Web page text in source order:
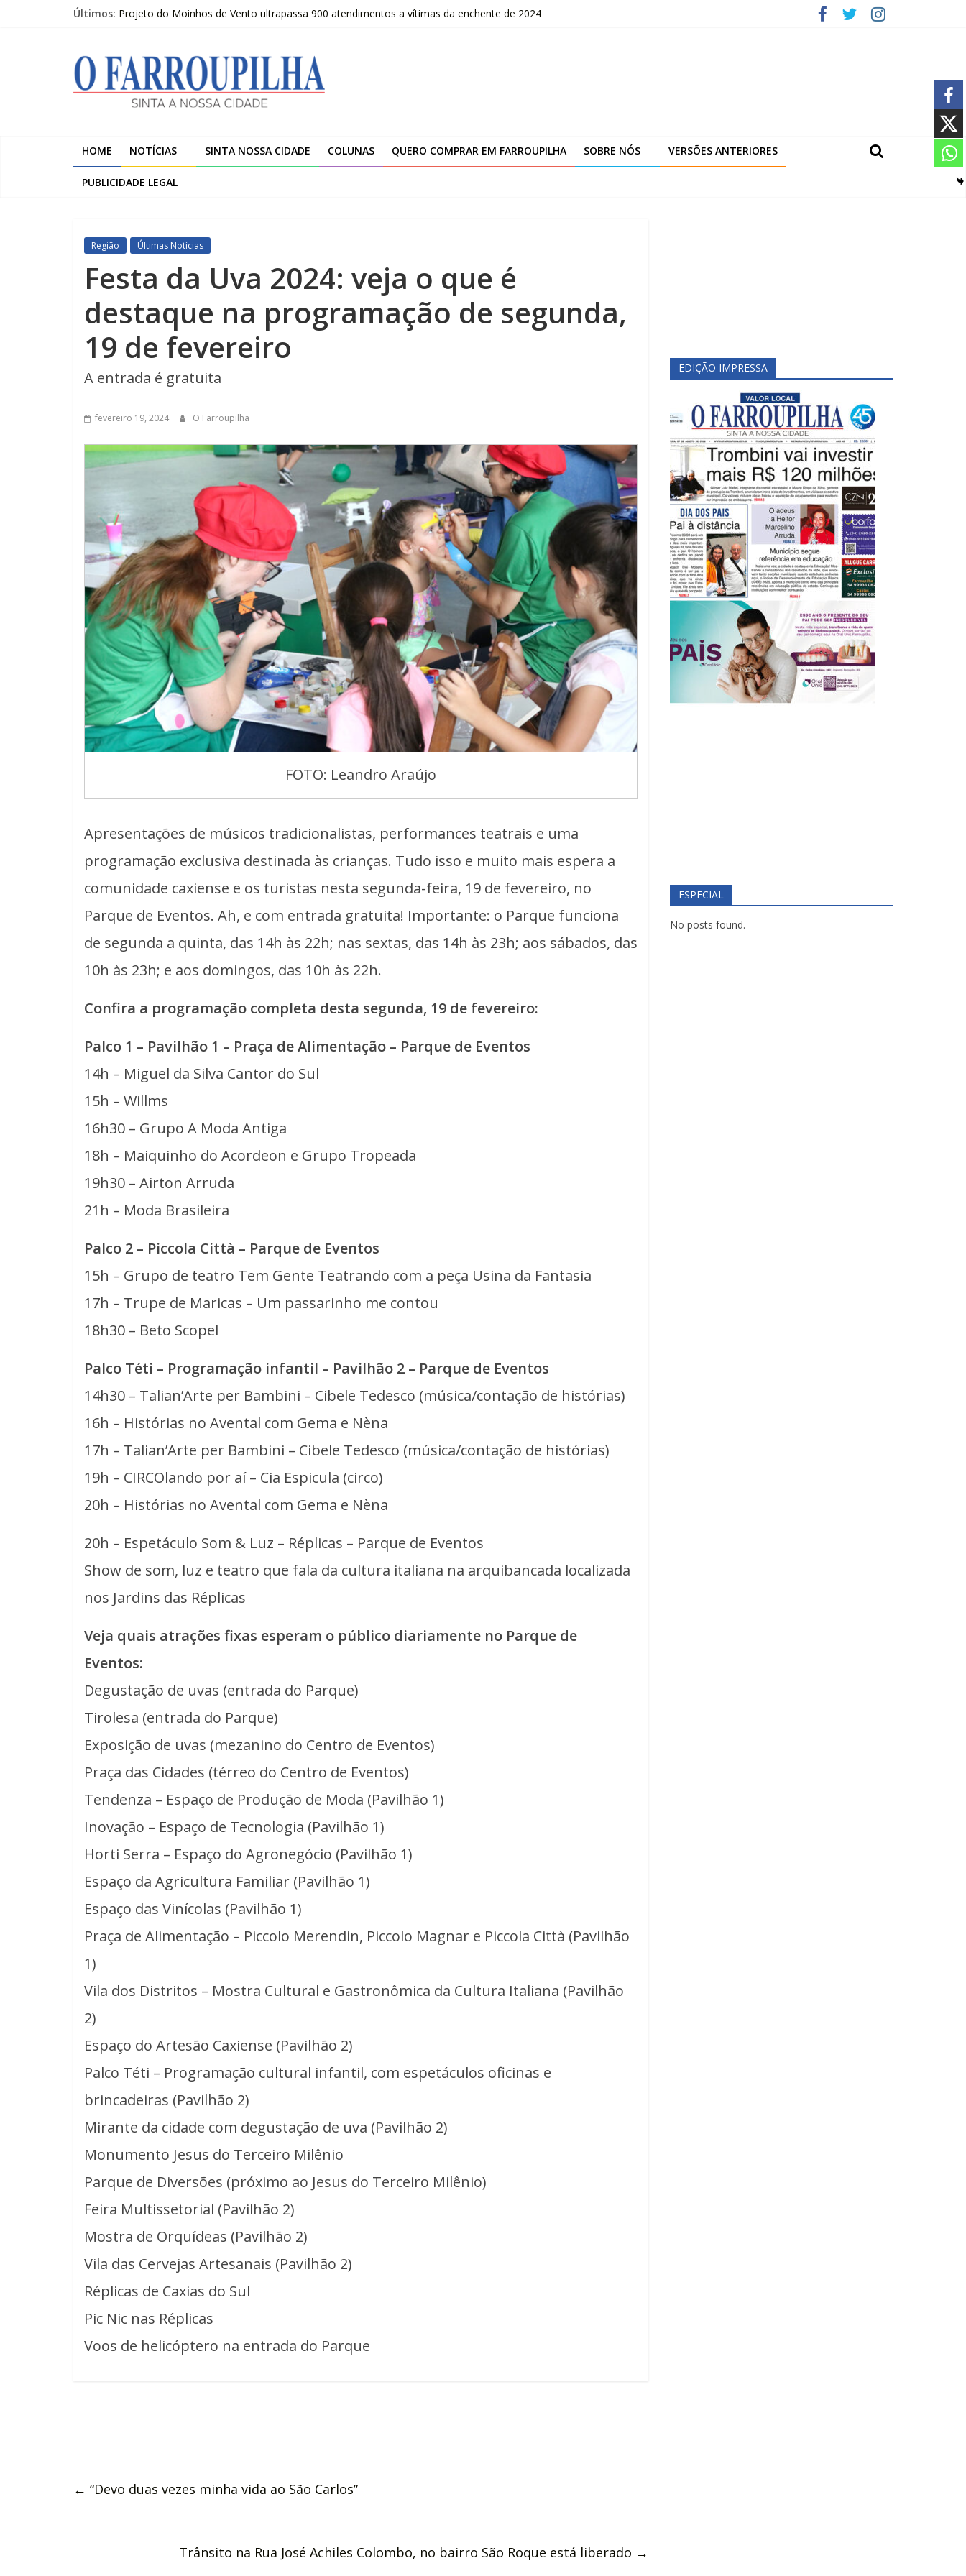
Últimos: Projeto do Moinhos de Vento ultrapassa 900 atendimentos a vítimas da enchente de 2024
Sicredi Serrana promove formação para profissionais de Apaes
Farroupilha recebe o 5º Festival de Inverno da Escola Pública de Música
O
Farroupilha
Nossa
Cidade
HOME NOTÍCIAS SINTA NOSSA CIDADE COLUNAS QUERO COMPRAR EM FARROUPILHA SOBRE NÓS VERSÕES ANTERIORES
PUBLICIDADE LEGAL
Região Últimas Notícias
Festa da Uva 2024: veja o que é
destaque na programação de segunda,
19 de fevereiro
A entrada é gratuita
fevereiro 19, 2024 O Farroupilha
FOTO: Leandro Araújo
Apresentações de músicos tradicionalistas, performances teatrais e uma
programação exclusiva destinada às crianças. Tudo isso e muito mais espera a
comunidade caxiense e os turistas nesta segunda-feira, 19 de fevereiro, no
Parque de Eventos. Ah, e com entrada gratuita! Importante: o Parque funciona
de segunda a quinta, das 14h às 22h; nas sextas, das 14h às 23h; aos sábados, das
10h às 23h; e aos domingos, das 10h às 22h.
Confira a programação completa desta segunda, 19 de fevereiro:
Palco 1 – Pavilhão 1 – Praça de Alimentação – Parque de Eventos
14h – Miguel da Silva Cantor do Sul
15h – Willms
16h30 – Grupo A Moda Antiga
18h – Maiquinho do Acordeon e Grupo Tropeada
19h30 – Airton Arruda
21h – Moda Brasileira
Palco 2 – Piccola Città – Parque de Eventos
15h – Grupo de teatro Tem Gente Teatrando com a peça Usina da Fantasia
17h – Trupe de Maricas – Um passarinho me contou
18h30 – Beto Scopel
Palco Téti – Programação infantil – Pavilhão 2 – Parque de Eventos
14h30 – Talian’Arte per Bambini – Cibele Tedesco (música/contação de histórias)
16h – Histórias no Avental com Gema e Nèna
17h – Talian’Arte per Bambini – Cibele Tedesco (música/contação de histórias)
19h – CIRCOlando por aí – Cia Espicula (circo)
20h – Histórias no Avental com Gema e Nèna
20h – Espetáculo Som & Luz – Réplicas – Parque de Eventos
Show de som, luz e teatro que fala da cultura italiana na arquibancada localizada
nos Jardins das Réplicas
Veja quais atrações fixas esperam o público diariamente no Parque de
Eventos:
Degustação de uvas (entrada do Parque)
Tirolesa (entrada do Parque)
Exposição de uvas (mezanino do Centro de Eventos)
Praça das Cidades (térreo do Centro de Eventos)
Tendenza – Espaço de Produção de Moda (Pavilhão 1)
Inovação – Espaço de Tecnologia (Pavilhão 1)
Horti Serra – Espaço do Agronegócio (Pavilhão 1)
Espaço da Agricultura Familiar (Pavilhão 1)
Espaço das Vinícolas (Pavilhão 1)
Praça de Alimentação – Piccolo Merendin, Piccolo Magnar e Piccola Città (Pavilhão
1)
Vila dos Distritos – Mostra Cultural e Gastronômica da Cultura Italiana (Pavilhão
2)
Espaço do Artesão Caxiense (Pavilhão 2)
Palco Téti – Programação cultural infantil, com espetáculos oficinas e
brincadeiras (Pavilhão 2)
Mirante da cidade com degustação de uva (Pavilhão 2)
Monumento Jesus do Terceiro Milênio
Parque de Diversões (próximo ao Jesus do Terceiro Milênio)
Feira Multissetorial (Pavilhão 2)
Mostra de Orquídeas (Pavilhão 2)
Vila das Cervejas Artesanais (Pavilhão 2)
Réplicas de Caxias do Sul
Pic Nic nas Réplicas
Voos de helicóptero na entrada do Parque
← “Devo duas vezes minha vida ao São Carlos”
Trânsito na Rua José Achiles Colombo, no bairro São Roque está liberado →
EDIÇÃO IMPRESSA
ESPECIAL
No posts found.